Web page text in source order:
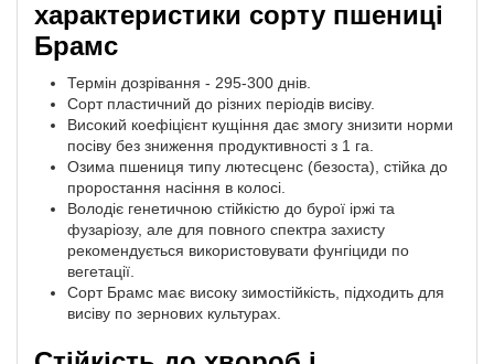
характеристики сорту пшениці
Брамс
Термін дозрівання - 295-300 днів.
Сорт пластичний до різних періодів висіву.
Високий коефіцієнт кущіння дає змогу знизити норми
посіву без зниження продуктивності з 1 га.
Озима пшениця типу лютесценс (безоста), стійка до
проростання насіння в колосі.
Володіє генетичною стійкістю до бурої іржі та
фузаріозу, але для повного спектра захисту
рекомендується використовувати фунгіциди по
вегетації.
Сорт Брамс має високу зимостійкість, підходить для
висіву по зернових культурах.